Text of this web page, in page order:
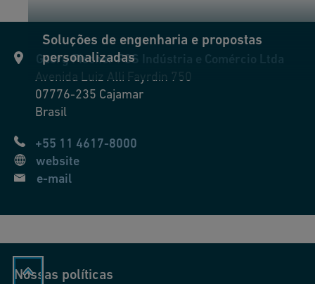
Soluções de engenharia e propostas
personalizadas
Georg Fischer FGS Indústria e Comércio Ltda
Avenida Luiz Alli Fayrdin 750
07776-235 Cajamar
Brasil
+55 11 4617-8000
website
e-mail
Nossas políticas